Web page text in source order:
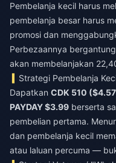
Pembelanja kecil harus
pembelanja besar harus
promosi dan
Perbezaannya
akan membelanjakan
Strategi Pembelanja
Dapatkan CDK 510
PAYDAY $3.99 berserta
pembelian pertama.
dan pembelanja kecil
atau laluan percuma —